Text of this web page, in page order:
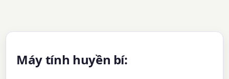
Máy tính huyền bí: